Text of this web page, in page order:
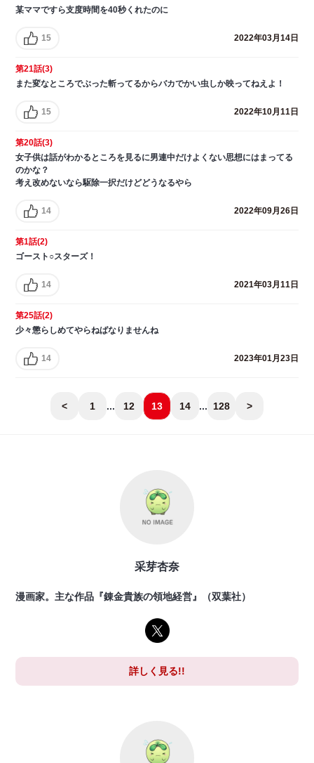
某ママですら支度時間を40秒くれたのに
15 2022年03月14日
第21話(3)
また変なところでぶった斬ってるからバカでかい虫しか映ってねえよ！
15 2022年10月11日
第20話(3)
女子供は話がわかるところを見るに男連中だけよくない思想にはまってる
のかな？
考え改めないなら駆除一択だけどどうなるやら
14 2022年09月26日
第1話(2)
ゴースト○スターズ！
14 2021年03月11日
第25話(2)
少々懲らしめてやらねばなりませんね
14 2023年01月23日
< 1 ... 12 13 14 ... 128 >
采芽杏奈
漫画家。主な作品『錬金貴族の領地経営』（双葉社）
詳しく見る!!